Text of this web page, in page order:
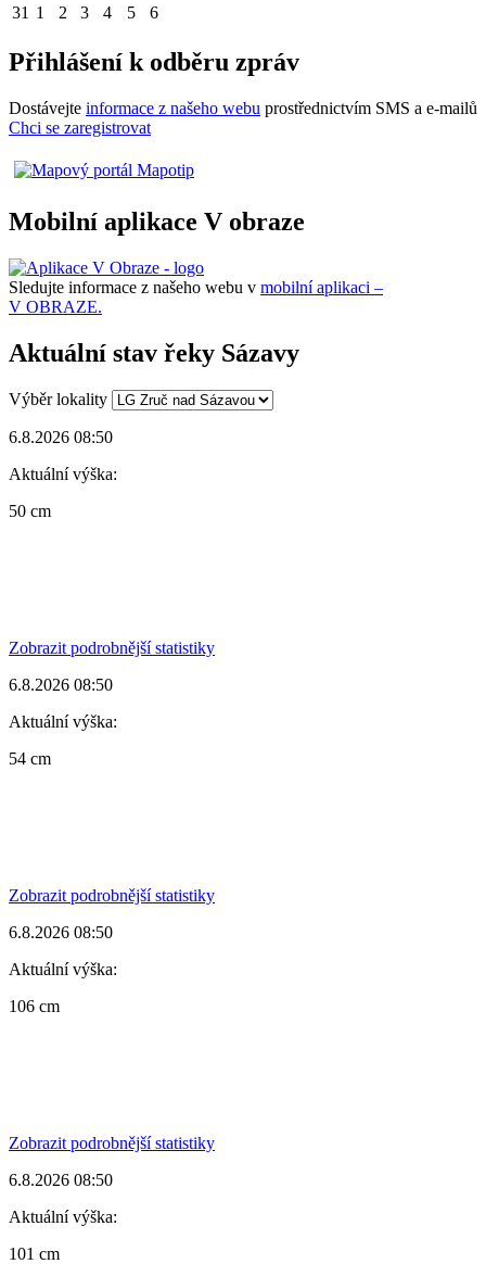
31 1 2 3 4 5 6
Přihlášení k odběru zpráv
Dostávejte informace z našeho webu prostřednictvím SMS a e-mailů
Chci se zaregistrovat
Mobilní aplikace V obraze
Sledujte informace z našeho webu v mobilní aplikaci –
V OBRAZE.
Aktuální stav řeky Sázavy
Výběr lokality
6.8.2026 08:50
Aktuální výška:
50 cm
Zobrazit podrobnější statistiky
6.8.2026 08:50
Aktuální výška:
54 cm
Zobrazit podrobnější statistiky
6.8.2026 08:50
Aktuální výška:
106 cm
Zobrazit podrobnější statistiky
6.8.2026 08:50
Aktuální výška:
101 cm